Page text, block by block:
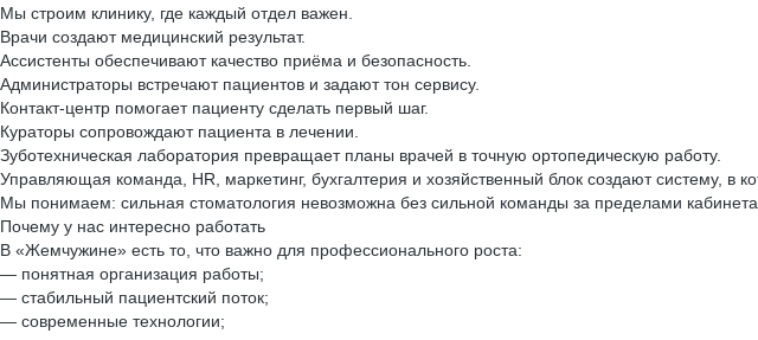
Мы строим клинику, где каждый отдел важен.
Врачи создают медицинский результат.
Ассистенты обеспечивают качество приёма и безопасность.
Администраторы встречают пациентов и задают тон сервису.
Контакт-центр помогает пациенту сделать первый шаг.
Кураторы сопровождают пациента в лечении.
Зуботехническая лаборатория превращает планы врачей в точную ортопедическую работу.
Управляющая команда, HR, маркетинг, бухгалтерия и хозяйственный блок создают систему, в
Мы понимаем: сильная стоматология невозможна без сильной команды за пределами кабинета
Почему у нас интересно работать
В «Жемчужине» есть то, что важно для профессионального роста:
— понятная организация работы;
— стабильный пациентский поток;
— современные технологии;